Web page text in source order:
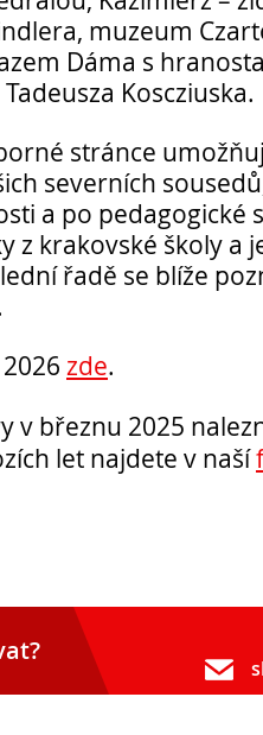
muzeum
Dáma s
Koscziuska.
stránce
severních
a po pedagogické
z krakovské školy a
řadě se blíže
zde.
v březnu 2025
let najdete v naší